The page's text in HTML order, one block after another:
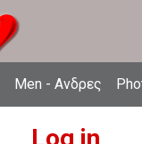
Men - Ανδρες